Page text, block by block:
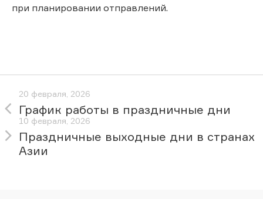
при планировании отправлений.
20 февраля, 2026
График работы в праздничные дни
10 февраля, 2026
Праздничные выходные дни в странах
Азии